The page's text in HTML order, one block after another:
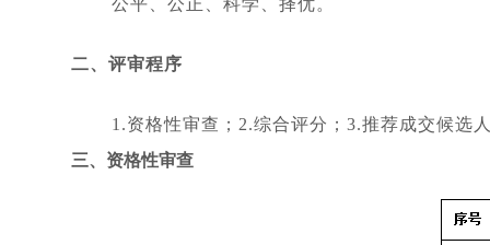
公平、公正、科学、择优。
二、评审程序
1.资格性审查；2.综合评分；3.推荐成交候选
三、资格性审查